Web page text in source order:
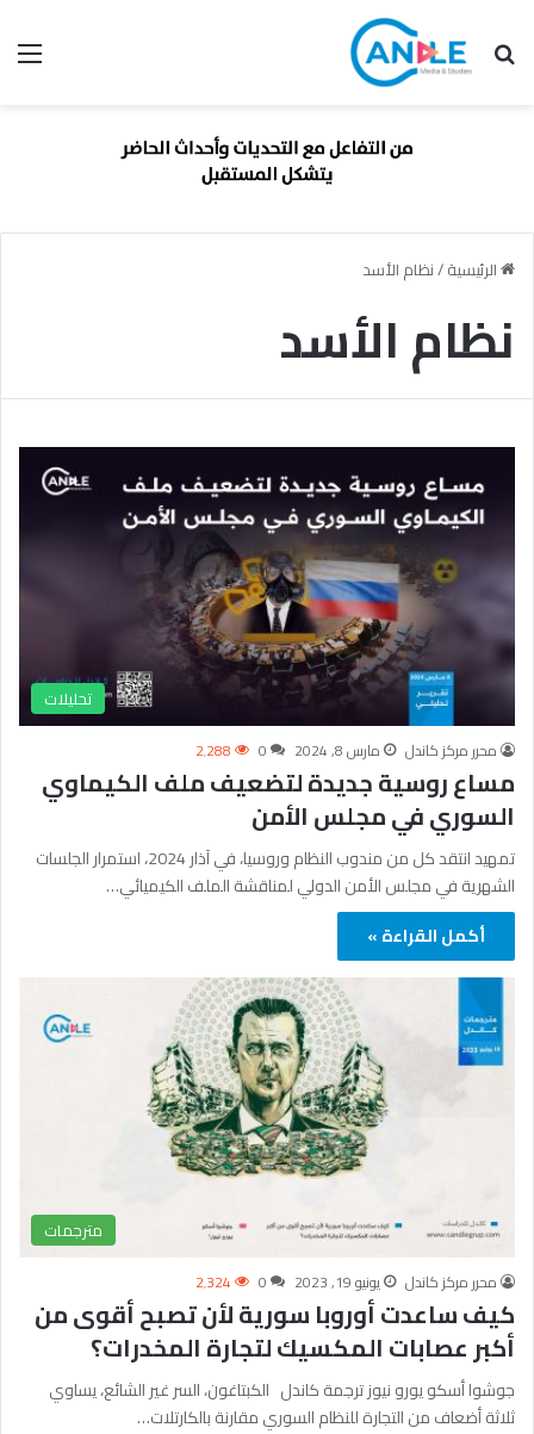
بحث عن
الرئيسية/نظام الأسد
نظام الأسد
تحليلات
محرر مركز كاندل مارس 8, 2024 0 2٬288
مساع روسية جديدة لتضعيف ملف الكيماوي
السوري في مجلس الأمن
تمهيد انتقد كل من مندوب النظام وروسيا، في آذار 2024، استمرار الجلسات
الشهرية في مجلس الأمن الدولي لمناقشة الملف الكيميائي…
أكمل القراءة »
مترجمات
محرر مركز كاندل يونيو 19, 2023 0 2٬324
كيف ساعدت أوروبا سورية لأن تصبح أقوى من
أكبر عصابات المكسيك لتجارة المخدرات؟
جوشوا أسكو يورو نيوز ترجمة كاندل الكبتاغون، السر غير الشائع، يساوي
ثلاثة أضعاف من التجارة للنظام السوري مقارنة بالكارتلات…